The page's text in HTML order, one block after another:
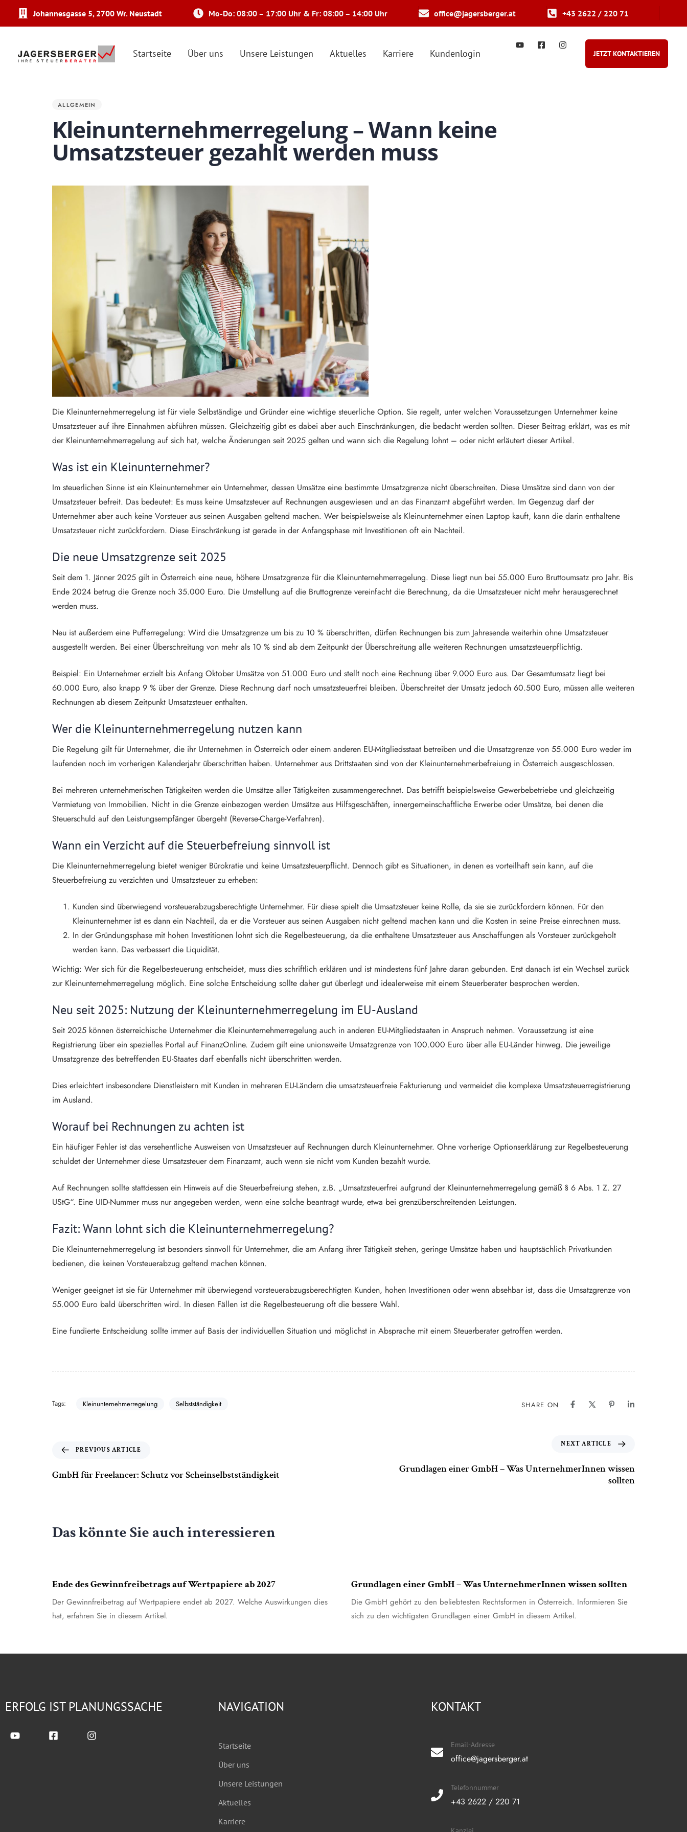
Johannesgasse 5, 2700 Wr. Neustadt Mo-Do: 08:00 – 17:00 Uhr & Fr: 08:00 – 14:00 Uhr office@jagersberger.at +43 2622 / 220 71
Startseite Über uns Unsere Leistungen Aktuelles Karriere Kundenlogin JETZT KONTAKTIEREN
ALLGEMEIN
Kleinunternehmerregelung – Wann keine
Umsatzsteuer gezahlt werden muss
Die Kleinunternehmerregelung ist für viele Selbständige und Gründer eine wichtige steuerliche Option. Sie regelt, unter welchen Voraussetzungen Unternehmer keine
Umsatzsteuer auf ihre Einnahmen abführen müssen. Gleichzeitig gibt es dabei aber auch Einschränkungen, die bedacht werden sollten. Dieser Beitrag erklärt, was es mit
der Kleinunternehmerregelung auf sich hat, welche Änderungen seit 2025 gelten und wann sich die Regelung lohnt – oder nicht erläutert dieser Artikel.
Was ist ein Kleinunternehmer?
Im steuerlichen Sinne ist ein Kleinunternehmer ein Unternehmer, dessen Umsätze eine bestimmte Umsatzgrenze nicht überschreiten. Diese Umsätze sind dann von der
Umsatzsteuer befreit. Das bedeutet: Es muss keine Umsatzsteuer auf Rechnungen ausgewiesen und an das Finanzamt abgeführt werden. Im Gegenzug darf der
Unternehmer aber auch keine Vorsteuer aus seinen Ausgaben geltend machen. Wer beispielsweise als Kleinunternehmer einen Laptop kauft, kann die darin enthaltene
Umsatzsteuer nicht zurückfordern. Diese Einschränkung ist gerade in der Anfangsphase mit Investitionen oft ein Nachteil.
Die neue Umsatzgrenze seit 2025
Seit dem 1. Jänner 2025 gilt in Österreich eine neue, höhere Umsatzgrenze für die Kleinunternehmerregelung. Diese liegt nun bei 55.000 Euro Bruttoumsatz pro Jahr. Bis
Ende 2024 betrug die Grenze noch 35.000 Euro. Die Umstellung auf die Bruttogrenze vereinfacht die Berechnung, da die Umsatzsteuer nicht mehr herausgerechnet
werden muss.
Neu ist außerdem eine Pufferregelung: Wird die Umsatzgrenze um bis zu 10 % überschritten, dürfen Rechnungen bis zum Jahresende weiterhin ohne Umsatzsteuer
ausgestellt werden. Bei einer Überschreitung von mehr als 10 % sind ab dem Zeitpunkt der Überschreitung alle weiteren Rechnungen umsatzsteuerpflichtig.
Beispiel: Ein Unternehmer erzielt bis Anfang Oktober Umsätze von 51.000 Euro und stellt noch eine Rechnung über 9.000 Euro aus. Der Gesamtumsatz liegt bei
60.000 Euro, also knapp 9 % über der Grenze. Diese Rechnung darf noch umsatzsteuerfrei bleiben. Überschreitet der Umsatz jedoch 60.500 Euro, müssen alle weiteren
Rechnungen ab diesem Zeitpunkt Umsatzsteuer enthalten.
Wer die Kleinunternehmerregelung nutzen kann
Die Regelung gilt für Unternehmer, die ihr Unternehmen in Österreich oder einem anderen EU-Mitgliedsstaat betreiben und die Umsatzgrenze von 55.000 Euro weder im
laufenden noch im vorherigen Kalenderjahr überschritten haben. Unternehmer aus Drittstaaten sind von der Kleinunternehmerbefreiung in Österreich ausgeschlossen.
Bei mehreren unternehmerischen Tätigkeiten werden die Umsätze aller Tätigkeiten zusammengerechnet. Das betrifft beispielsweise Gewerbebetriebe und gleichzeitig
Vermietung von Immobilien. Nicht in die Grenze einbezogen werden Umsätze aus Hilfsgeschäften, innergemeinschaftliche Erwerbe oder Umsätze, bei denen die
Steuerschuld auf den Leistungsempfänger übergeht (Reverse-Charge-Verfahren).
Wann ein Verzicht auf die Steuerbefreiung sinnvoll ist
Die Kleinunternehmerregelung bietet weniger Bürokratie und keine Umsatzsteuerpflicht. Dennoch gibt es Situationen, in denen es vorteilhaft sein kann, auf die
Steuerbefreiung zu verzichten und Umsatzsteuer zu erheben:
Kunden sind überwiegend vorsteuerabzugsberechtigte Unternehmer. Für diese spielt die Umsatzsteuer keine Rolle, da sie sie zurückfordern können. Für den
Kleinunternehmer ist es dann ein Nachteil, da er die Vorsteuer aus seinen Ausgaben nicht geltend machen kann und die Kosten in seine Preise einrechnen muss.
In der Gründungsphase mit hohen Investitionen lohnt sich die Regelbesteuerung, da die enthaltene Umsatzsteuer aus Anschaffungen als Vorsteuer zurückgeholt
werden kann. Das verbessert die Liquidität.
Wichtig: Wer sich für die Regelbesteuerung entscheidet, muss dies schriftlich erklären und ist mindestens fünf Jahre daran gebunden. Erst danach ist ein Wechsel zurück
zur Kleinunternehmerregelung möglich. Eine solche Entscheidung sollte daher gut überlegt und idealerweise mit einem Steuerberater besprochen werden.
Neu seit 2025: Nutzung der Kleinunternehmerregelung im EU-Ausland
Seit 2025 können österreichische Unternehmer die Kleinunternehmerregelung auch in anderen EU-Mitgliedstaaten in Anspruch nehmen. Voraussetzung ist eine
Registrierung über ein spezielles Portal auf FinanzOnline. Zudem gilt eine unionsweite Umsatzgrenze von 100.000 Euro über alle EU-Länder hinweg. Die jeweilige
Umsatzgrenze des betreffenden EU-Staates darf ebenfalls nicht überschritten werden.
Dies erleichtert insbesondere Dienstleistern mit Kunden in mehreren EU-Ländern die umsatzsteuerfreie Fakturierung und vermeidet die komplexe Umsatzsteuerregistrierung
im Ausland.
Worauf bei Rechnungen zu achten ist
Ein häufiger Fehler ist das versehentliche Ausweisen von Umsatzsteuer auf Rechnungen durch Kleinunternehmer. Ohne vorherige Optionserklärung zur Regelbesteuerung
schuldet der Unternehmer diese Umsatzsteuer dem Finanzamt, auch wenn sie nicht vom Kunden bezahlt wurde.
Auf Rechnungen sollte stattdessen ein Hinweis auf die Steuerbefreiung stehen, z.B. „Umsatzsteuerfrei aufgrund der Kleinunternehmerregelung gemäß § 6 Abs. 1 Z. 27
UStG“. Eine UID-Nummer muss nur angegeben werden, wenn eine solche beantragt wurde, etwa bei grenzüberschreitenden Leistungen.
Fazit: Wann lohnt sich die Kleinunternehmerregelung?
Die Kleinunternehmerregelung ist besonders sinnvoll für Unternehmer, die am Anfang ihrer Tätigkeit stehen, geringe Umsätze haben und hauptsächlich Privatkunden
bedienen, die keinen Vorsteuerabzug geltend machen können.
Weniger geeignet ist sie für Unternehmer mit überwiegend vorsteuerabzugsberechtigten Kunden, hohen Investitionen oder wenn absehbar ist, dass die Umsatzgrenze von
55.000 Euro bald überschritten wird. In diesen Fällen ist die Regelbesteuerung oft die bessere Wahl.
Eine fundierte Entscheidung sollte immer auf Basis der individuellen Situation und möglichst in Absprache mit einem Steuerberater getroffen werden.
Tags: Kleinunternehmerregelung Selbstständigkeit SHARE ON
PREVIOUS ARTICLE
GmbH für Freelancer: Schutz vor Scheinselbstständigkeit
NEXT ARTICLE
Grundlagen einer GmbH – Was UnternehmerInnen wissen
sollten
Das könnte Sie auch interessieren
Ende des Gewinnfreibetrags auf Wertpapiere ab 2027
Der Gewinnfreibetrag auf Wertpapiere endet ab 2027. Welche Auswirkungen dies
hat, erfahren Sie in diesem Artikel.
Grundlagen einer GmbH – Was UnternehmerInnen wissen sollten
Die GmbH gehört zu den beliebtesten Rechtsformen in Österreich. Informieren Sie
sich zu den wichtigsten Grundlagen einer GmbH in diesem Artikel.
ERFOLG IST PLANUNGSSACHE NAVIGATION
Startseite
Über uns
Unsere Leistungen
Aktuelles
Karriere
KONTAKT
Email-Adresse
office@jagersberger.at
Telefonnummer
+43 2622 / 220 71